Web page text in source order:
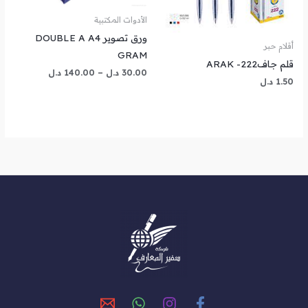
أقلام حبر
قلم جافARAK -222
1.50 د.ل
الأدوات المكتبية
ورق تصوير DOUBLE A A4
GRAM
30.00 د.ل –
140.00 د.ل